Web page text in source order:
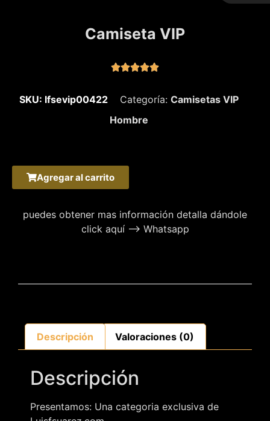
Camiseta VIP

SKU: lfsevip00422 Categoría: Camisetas VIP
Hombre
Agregar al carrito
puedes obtener mas información detalla dándole
click aquí –> Whatsapp
Descripción Valoraciones (0)
Descripción
Presentamos: Una categoria exclusiva de
$